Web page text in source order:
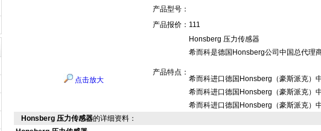
点击放大
产品型号：
产品报价： 111
产品特点：
Honsberg 压力传感器
希而科是德国Honsberg公司中国总代理
希而科进口德国Honsberg（豪斯派克）
希而科进口德国Honsberg（豪斯派克）
希而科进口德国Honsberg（豪斯派克）
Honsberg 压力传感器的详细资料：